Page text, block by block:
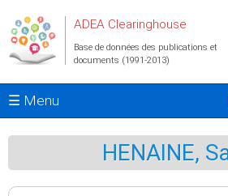
ADEA Clearinghouse
Base de données des publications et
documents (1991-2013)
☰ Menu
HENAINE,